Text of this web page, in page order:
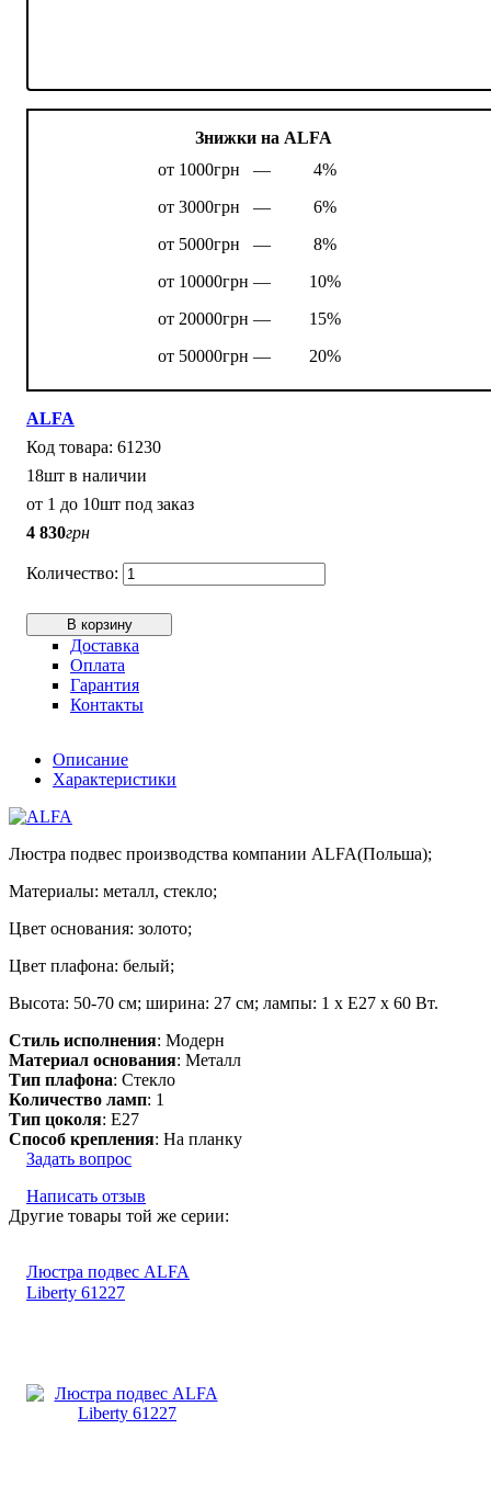
Знижки на ALFA
от 1000грн —
4%
от 3000грн —
6%
от 5000грн —
8%
от 10000грн —
10%
от 20000грн —
15%
от 50000грн —
20%
ALFA
61230
18шт в наличии
от 1 до 10шт под заказ
4 830грн
В корзину
Доставка
Оплата
Гарантия
Контакты
Описание
Характеристики
Люстра подвес производства компании ALFA(Польша);
Материалы: металл, стекло;
Цвет основания: золото;
Цвет плафона: белый;
Высота: 50-70 см; ширина: 27 см; лампы: 1 х Е27 х 60 Вт.
Стиль исполнения: Модерн
Материал основания: Металл
Тип плафона: Стекло
Количество ламп: 1
Тип цоколя: E27
Способ крепления: На планку
Задать вопрос
Написать отзыв
Другие товары той же серии:
Люстра подвес ALFA
Liberty 61227